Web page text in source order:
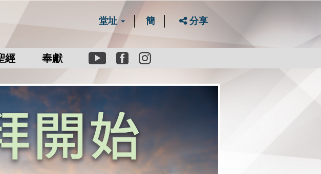
堂址 簡 分享
經 奉獻
YoutubeFacebook